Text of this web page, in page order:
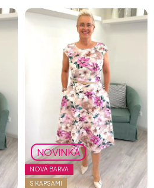
NOVINKA
NOVÁ BARVA
S KAPSAMI